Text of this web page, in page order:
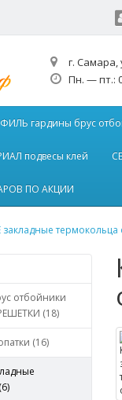
г. Самара,
Пн. — пт.:
гардины брус
подвесы клей
ПО АКЦИИ
термокольца
отбойники
(18)
(16)